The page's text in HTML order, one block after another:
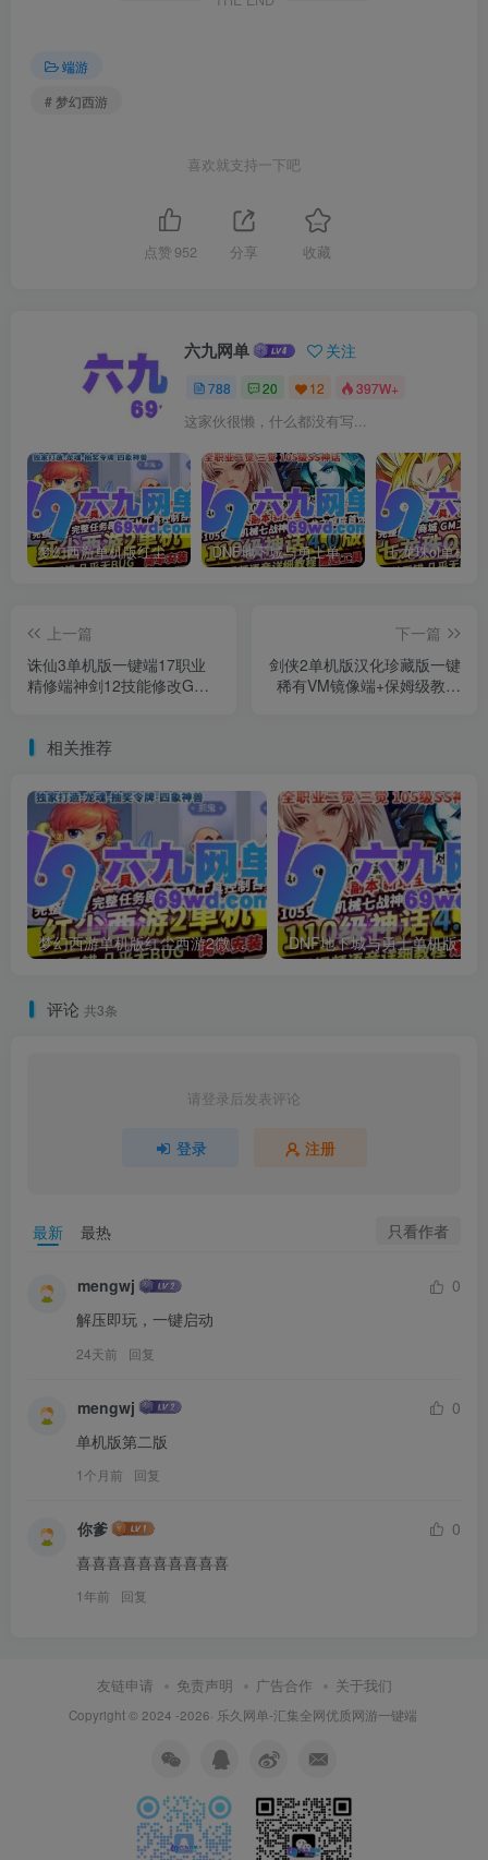
端游
# 梦幻西游
喜欢就支持一下吧
点赞 952 分享 收藏
六九网单 关注
788 20 12 397W+
这家伙很懒，什么都没有写...
梦幻西游单机版红尘西游2微变独家打造龙魂抽奖令牌四象神兽 DNF地下城与勇士单机版110级神话版4.0全主线任务龙之庭院机械七战神实验室
上一篇
诛仙3单机版一键端17职业
精修端神剑12技能修改GM
下一篇
剑侠2单机版汉化珍藏版一键
稀有VM镜像端+保姆级教程
相关推荐
梦幻西游单机版红尘西游2微变独家打造龙魂抽奖令牌四象神兽
评论 共3条
请登录后发表评论
登录 注册
最新 最热 只看作者
mengwj
0
解压即玩，一键启动
24天前 回复
mengwj
0
单机版第二版
1个月前 回复
你爹
0
喜喜喜喜喜喜喜喜喜喜
1年前 回复
友链申请 免责声明 广告合作 关于我们
Copyright © 2024 -2026· 乐久网单-汇集全网优质网游一键端